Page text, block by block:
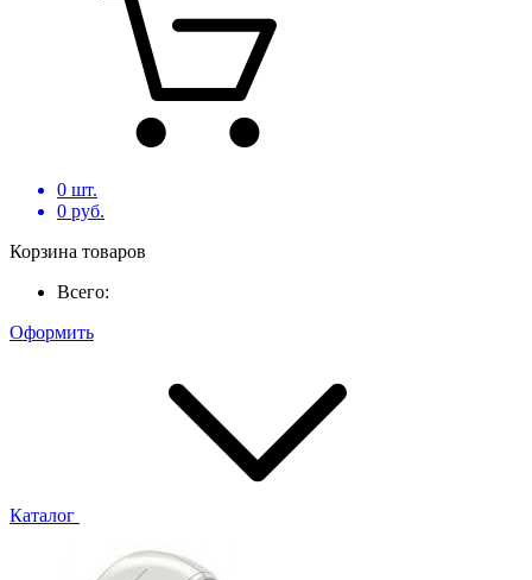
0 шт.
0 руб.
Корзина товаров
Всего:
Оформить
Каталог